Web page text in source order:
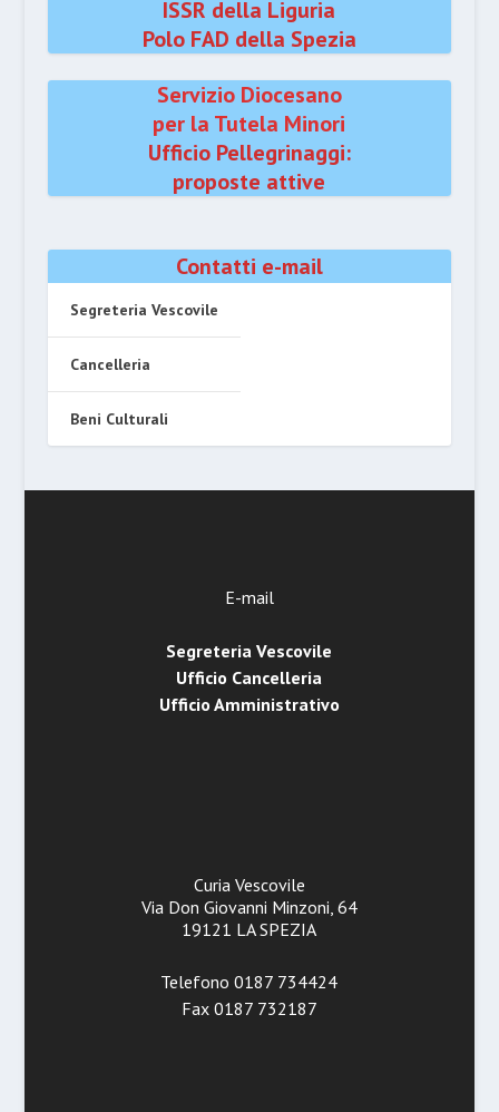
ISSR della Liguria
Polo FAD della Spezia
Servizio Diocesano
per la Tutela Minori
Ufficio Pellegrinaggi:
proposte attive
Contatti e-mail
Segreteria Vescovile
Cancelleria
Beni Culturali
E-mail
Segreteria Vescovile
Ufficio Cancelleria
Ufficio Amministrativo
Curia Vescovile
Via Don Giovanni Minzoni, 64
19121 LA SPEZIA
Telefono 0187 734424
Fax 0187 732187